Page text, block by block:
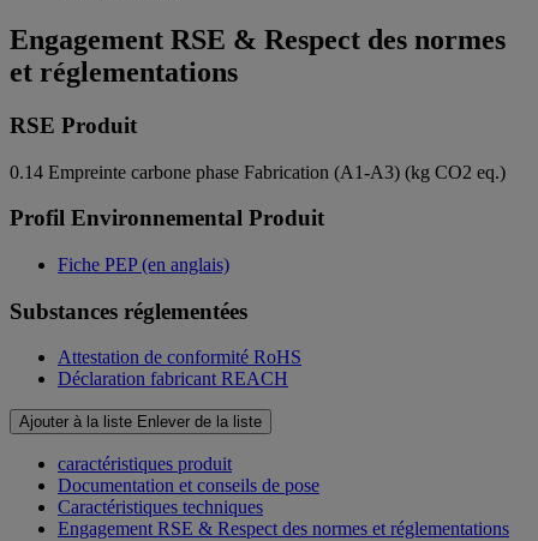
Engagement RSE & Respect des normes
et réglementations
RSE Produit
0.14 Empreinte carbone phase Fabrication (A1-A3) (kg CO2 eq.)
Profil Environnemental Produit
Fiche PEP (en anglais)
Substances réglementées
Attestation de conformité RoHS
Déclaration fabricant REACH
Ajouter à la liste Enlever de la liste
caractéristiques produit
Documentation et conseils de pose
Caractéristiques techniques
Engagement RSE & Respect des normes et réglementations